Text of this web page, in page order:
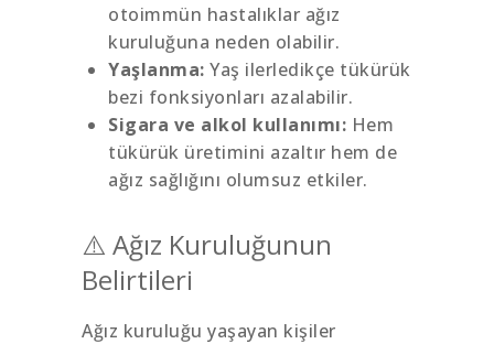
otoimmün hastalıklar ağız
kuruluğuna neden olabilir.
Yaşlanma: Yaş ilerledikçe tükürük
bezi fonksiyonları azalabilir.
Sigara ve alkol kullanımı: Hem
tükürük üretimini azaltır hem de
ağız sağlığını olumsuz etkiler.
⚠️ Ağız Kuruluğunun
Belirtileri
Ağız kuruluğu yaşayan kişiler